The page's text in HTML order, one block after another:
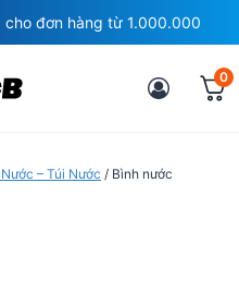
cho đơn hàng từ 1.000.000
0
– Túi Nước / Bình nước